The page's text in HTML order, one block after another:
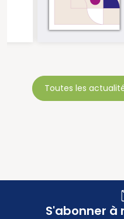
Toutes les
S'abonner à